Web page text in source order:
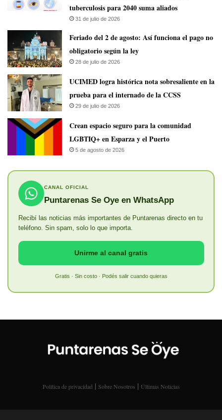
tuberculosis para 2040 suma aliados
31 de julio de 2026
Feriado del 2 de agosto: Así funciona el pago no
obligatorio según la ley
28 de julio de 2026
UCIMED logra histórica nota sobresaliente en la
prueba para el internado de la CCSS
29 de julio de 2026
Crean espacio seguro para la comunidad
LGBTIQ+ en Esparza y el Puerto
5 de agosto de 2026
CANAL OFICIAL
Puntarenas Se Oye en WhatsApp
Recibí las noticias más importantes de Puntarenas directo en tu
teléfono. Sin spam, solo lo que importa.
Unirme al canal gratis
Gratis · Sin costo · Podés salir cuando quieras
Política de privacidad | Sobre Nosotros | Últimas Noticias